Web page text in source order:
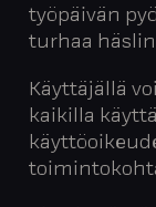
työpäivän
turhaa
Käyttäjällä
kaikilla